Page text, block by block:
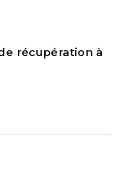
récupération à